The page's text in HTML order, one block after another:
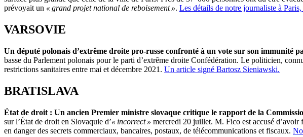
prévoyait un « grand projet national de reboisement ». Les détails de notre journaliste à
VARSOVIE
Un député polonais d’extrême droite pro-russe confronté à un vote sur son immunité
basse du Parlement polonais pour le parti d’extrême droite Confédération. Le politicien,
restrictions sanitaires entre mai et décembre 2021. Un article signé Bartosz Sieniawski.
BRATISLAVA
État de droit : Un ancien Premier ministre slovaque critique le rapport de la
sur l’État de droit en Slovaquie d’« incorrect » mercredi 20 juillet. M. Fico est accusé d’avoir
en danger des secrets commerciaux, bancaires, postaux, de télécommunications et fiscaux.